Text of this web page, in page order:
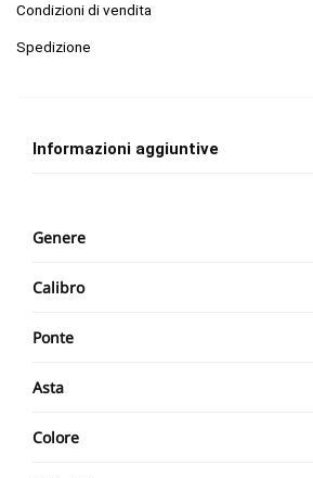
Condizioni di vendita
Spedizione
Informazioni aggiuntive
Genere
Calibro
Ponte
Asta
Colore